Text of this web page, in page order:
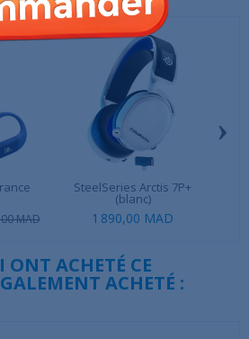
MAD
SteelSeries Arctis 7P+
(blanc)
1 890,00 MAD
›
ONT ACHETÉ CE
ACHETÉ :